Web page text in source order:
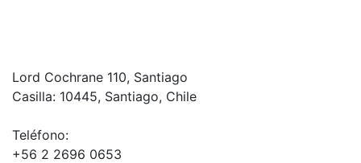
Lord Cochrane 110, Santiago
Casilla: 10445, Santiago, Chile
Teléfono:
+56 2 2696 0653